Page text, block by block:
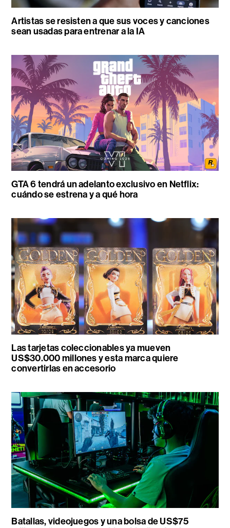
Artistas se resisten a que sus voces y canciones
sean usadas para entrenar a la IA
GTA 6 tendrá un adelanto exclusivo en Netflix:
cuándo se estrena y a qué hora
Las tarjetas coleccionables ya mueven
US$30.000 millones y esta marca quiere
convertirlas en accesorio
Batallas, videojuegos y una bolsa de US$75